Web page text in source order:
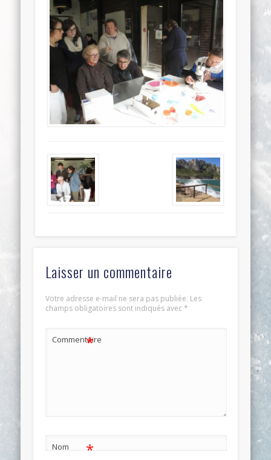
Laisser un commentaire
Votre adresse e-mail ne sera pas publiée. Les
champs obligatoires sont indiqués avec*
Commentaire
*
Nom *